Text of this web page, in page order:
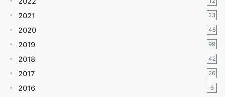
2021 23
2020 48
2019 99
2018 42
2017 26
2016 6